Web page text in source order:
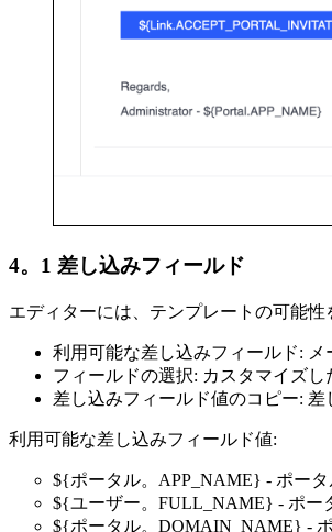
4。1 差し込みフィールド
エディターには、テンプレートの可能
利用可能な差し込みフィールド:
フィールドの選択: カスタマイズ
差し込みフィールド値のコピー:
利用可能な差し込みフィールド値:
${ポータル。APP_NAME} - ポー
${ユーザー。FULL_NAME} - ポー
${ポータル。DOMAIN_NAME} -